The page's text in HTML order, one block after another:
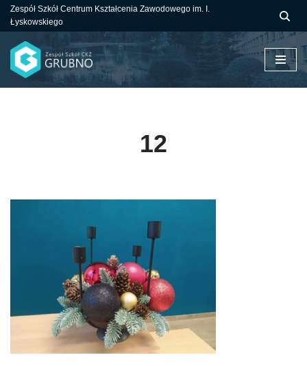
do
treści
Zespół Szkół Centrum Kształcenia Zawodowego im. I.
Łyskowskiego
12